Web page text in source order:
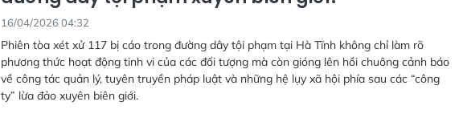
16/04/2026 04:32
Phiên tòa xét xử 117 bị cáo trong đường dây tội phạm tại Hà Tĩnh không chỉ làm rõ
phương thức hoạt động tinh vi của các đối tượng mà còn gióng lên hồi chuông cảnh báo
về công tác quản lý, tuyên truyền pháp luật và những hệ lụy xã hội phía sau các “công
ty” lừa đảo xuyên biên giới.